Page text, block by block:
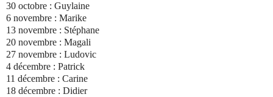
30 octobre : Guylaine
6 novembre : Marike
13 novembre : Stéphane
20 novembre : Magali
27 novembre : Ludovic
4 décembre : Patrick
11 décembre : Carine
18 décembre : Didier